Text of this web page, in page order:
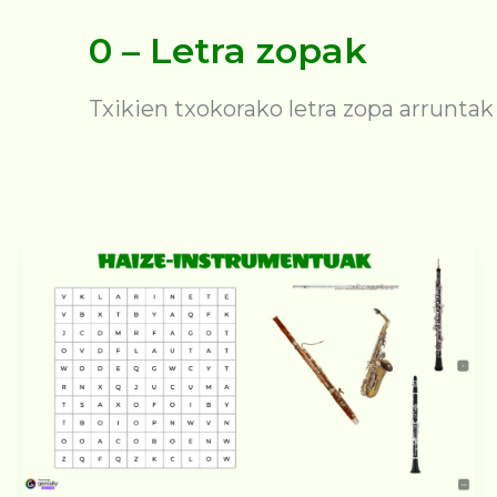
0 – Letra zopak
Txikien txokorako letra zopa arruntak